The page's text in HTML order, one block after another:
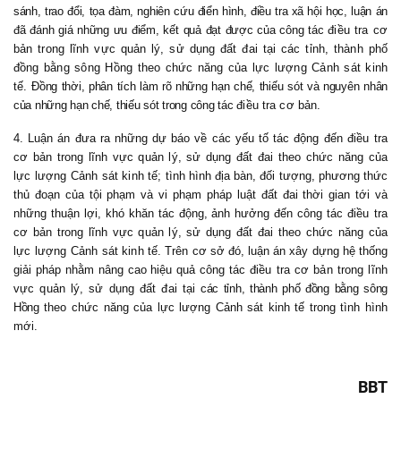
sánh, trao đổi, tọa đàm, nghiên cứu điển hình, điều tra xã hội học, luận án
đã đánh giá những ưu điểm, kết quả đạt được của công tácđiều tra cơ
bản trong lĩnh vực quản lý, sử dụng đất đai tại các tỉnh, thành phố
đồng bằng sông Hồng theo chức năng của lực lượng Cảnh sát kinh
tế. Đồng thời, phân tích làm rõ những hạn chế, thiếu sót và nguyên nhân
của những hạn chế, thiếu sót trong công tácđiều tra cơ bản
4. Luận án đưa ra những dự báo về các yếu tố tác động đến điều tra
cơ bản trong lĩnh vực quản lý, sử dụng đất đai theo chức năng của
lực lượng Cảnh sát kinh tế; tình hình địa bàn, đối tượng, phương thức
thủ đoạn của tội phạm và vi phạm pháp luật đất đai thời gian tới và
những thuận lợi, khó khăn tác động, ảnh hưởng đến công tácđiều tra
cơ bản trong lĩnh vực quản lý, sử dụng đất đai theo chức năng của
lực lượng Cảnh sát kinh tế . Trên cơ sở đó, luận án xây dựng hệ thống
giải pháp nhằm nâng cao hiệu quả công tácđiều tra cơ bản trong lĩnh
vực quản lý, sử dụng đất đai tại các tỉnh, thành phố đồng bằng sông
Hồngtheo chức năng của lực lượng Cảnh sát kinh tế trong tình hình
mới.
BBT